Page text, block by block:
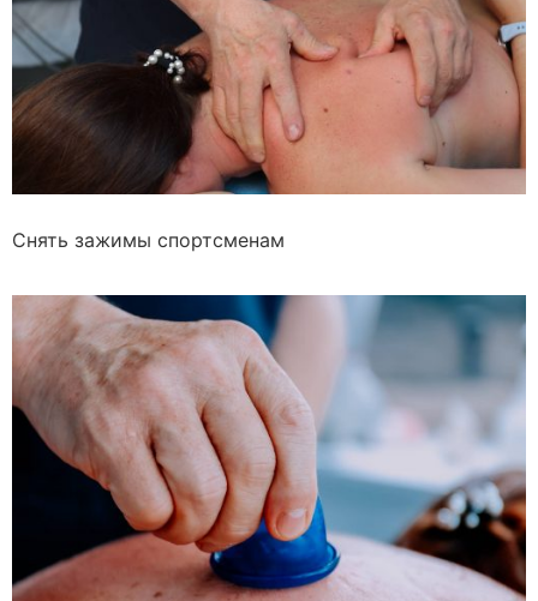
Снять зажимы спортсменам